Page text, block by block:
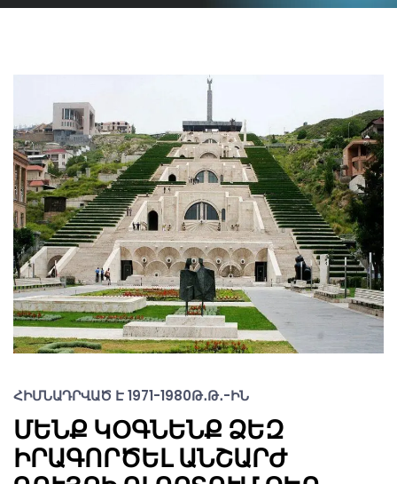
ՀԻՄՆԱԴՐՎԱԾ Է 1971-1980Թ․Թ․-ԻՆ
ՄԵՆՔ ԿՕԳՆԵՆՔ ՁԵԶ
ԻՐԱԳՈՐԾԵԼ ԱՆՇԱՐԺ